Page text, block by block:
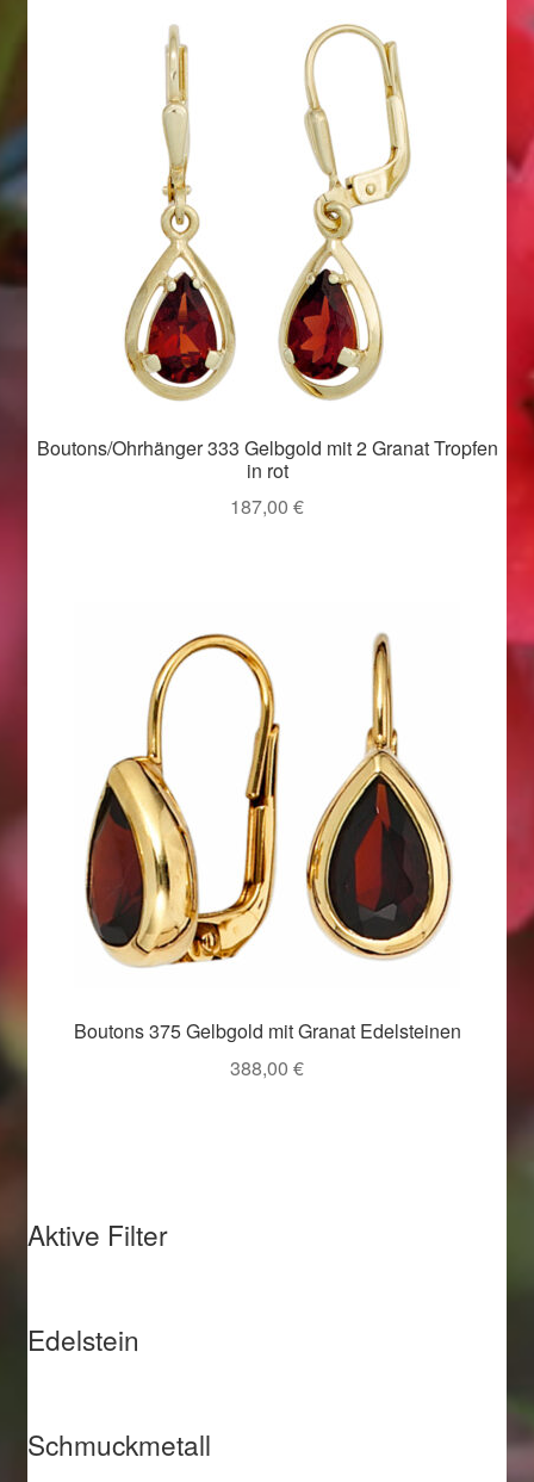
Valentinstag 2016
Valentinstag Geschenke
Vertrag widerrufen
Weihnachtsangebote 2015
Weihnachtsangebote 2016
Weihnachtsangebote 2017
Weihnachtsangebote 2018
Weihnachtsangebote 2020
Weihnachtsangebote 2021
Widerrufsrecht
Woocommerce Predictive Search
Boutons/Ohrhänger 333 Gelbgold mit 2 Granat Tropfen
in rot
187,00 €
Boutons 375 Gelbgold mit Granat Edelsteinen
388,00 €
Aktive Filter
Edelstein
Schmuckmetall